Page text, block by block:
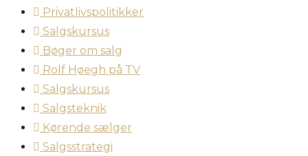
Privatlivspolitikker
Salgskursus
Bøger om salg
Rolf Høegh på TV
Salgskursus
Salgsteknik
Kørende sælger
Salgsstrategi